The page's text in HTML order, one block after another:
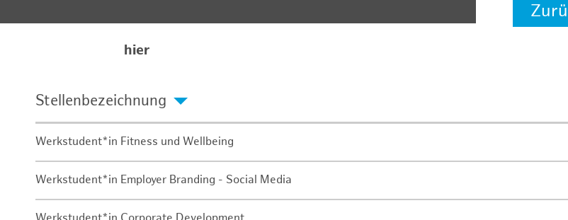
hier
Stellenbezeichnung
Werkstudent*in Fitness und Wellbeing
Werkstudent*in Employer Branding - Social Media